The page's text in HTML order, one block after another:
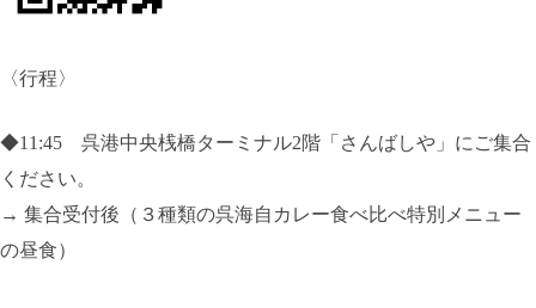
〈行程〉
◆11:45 呉港中央桟橋ターミナル2階「さんばしや」にご集合
ください。
→ 集合受付後（３種類の呉海自カレー食べ比べ特別メニュー
の昼食）